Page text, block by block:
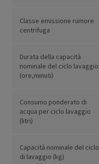
Classe emissione rumore
centrifuga
Durata della capacità
nominale del ciclo lavaggio
(ore,minuti)
Consumo ponderato di
acqua per ciclo lavaggio
(litri)
Capacità nominale del ciclo
di lavaggio (kg)